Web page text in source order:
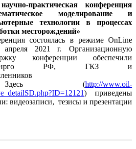
практическая конференция
моделирование и
технологии в процессах
месторождений»
состоялась в режиме OnLine
апреля 2021 г. Организационную
конференции обеспечили
РФ, ГКЗ и
Здесь (http://www.oil-
) приведены
видеозаписи, тезисы и презентации